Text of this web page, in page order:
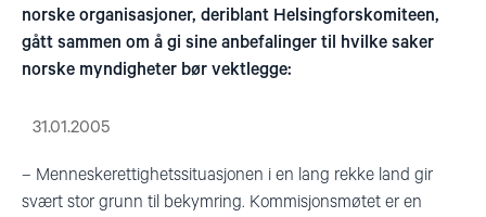
norske organisasjoner, deriblant Helsingforskomiteen,
gått sammen om å gi sine anbefalinger til hvilke saker
norske myndigheter bør vektlegge:
31.01.2005
– Menneskerettighetssituasjonen i en lang rekke land gir
svært stor grunn til bekymring. Kommisjonsmøtet er en